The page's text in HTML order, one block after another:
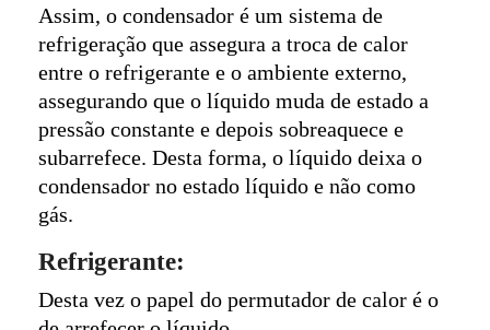
Assim, o condensador é um sistema de
refrigeração que assegura a troca de calor
entre o refrigerante e o ambiente externo,
assegurando que o líquido muda de estado a
pressão constante e depois sobreaquece e
subarrefece. Desta forma, o líquido deixa o
condensador no estado líquido e não como
gás.
Refrigerante:
Desta vez o papel do permutador de calor é o